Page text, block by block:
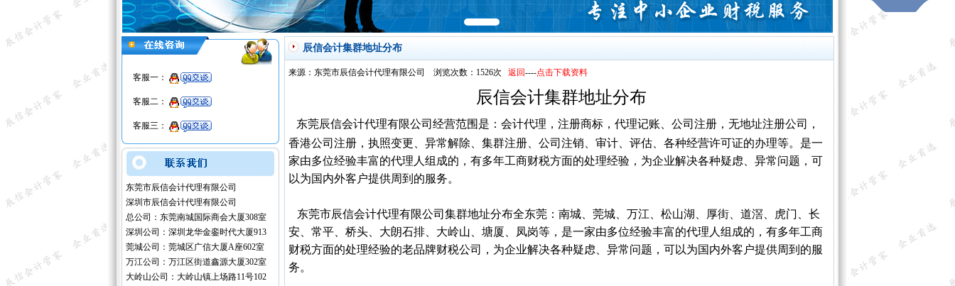
客服一：
客服二：
客服三：
东莞市辰信会计代理有限公司
深圳市辰信会计代理有限公司
总公司：东莞南城国际商会大厦308室
深圳公司：深圳龙华金銮时代大厦913
莞城公司：莞城区广信大厦A座602室
万江公司：万江区街道鑫源大厦302室
大岭山公司：大岭山镇上场路11号102
辰信会计集群地址分布
来源：东莞市辰信会计代理有限公司 浏览次数：1526次 返回----点击下载资料
辰信会计集群地址分布
东莞辰信会计代理有限公司经营范围是：会计代理，注册商标，代理记账、公司注册，无地址注册公司，
香港公司注册，执照变更、异常解除、集群注册、公司注销、审计、评估、各种经营许可证的办理等。是一
家由多位经验丰富的代理人组成的，有多年工商财税方面的处理经验，为企业解决各种疑虑、异常问题，可
以为国内外客户提供周到的服务。
东莞市辰信会计代理有限公司集群地址分布全东莞：南城、莞城、万江、松山湖、厚街、道滘、虎门、长
安、常平、桥头、大朗石排、大岭山、塘厦、凤岗等，是一家由多位经验丰富的代理人组成的，有多年工商
财税方面的处理经验的老品牌财税公司，为企业解决各种疑虑、异常问题，可以为国内外客户提供周到的服
务。